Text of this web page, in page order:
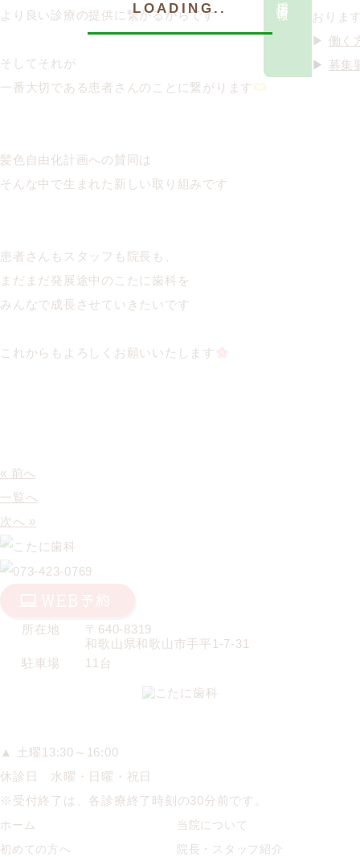
LOADING..
より良い診療の提供に繋がるからです
そしてそれが
一番大切である患者さんのことに繋がります
髪色自由化計画への賛同は
そんな中で生まれた新しい取り組みです
患者さんもスタッフも院長も、
まだまだ発展途中のこたに歯科を
みんなで成長させていきたいです
これからもよろしくお願いいたします
« 前へ
一覧へ
次へ »
所在地
〒640-8319
和歌山県和歌山市手平1-7-31
駐車場
11台
▲ 土曜13:30～16:00
休診日 水曜・日曜・祝日
※受付終了は、各診療終了時刻の30分前です。
ホーム
当院について
初めての方へ
院長・スタッフ紹介
おりま
▶ 働く
▶ 募集